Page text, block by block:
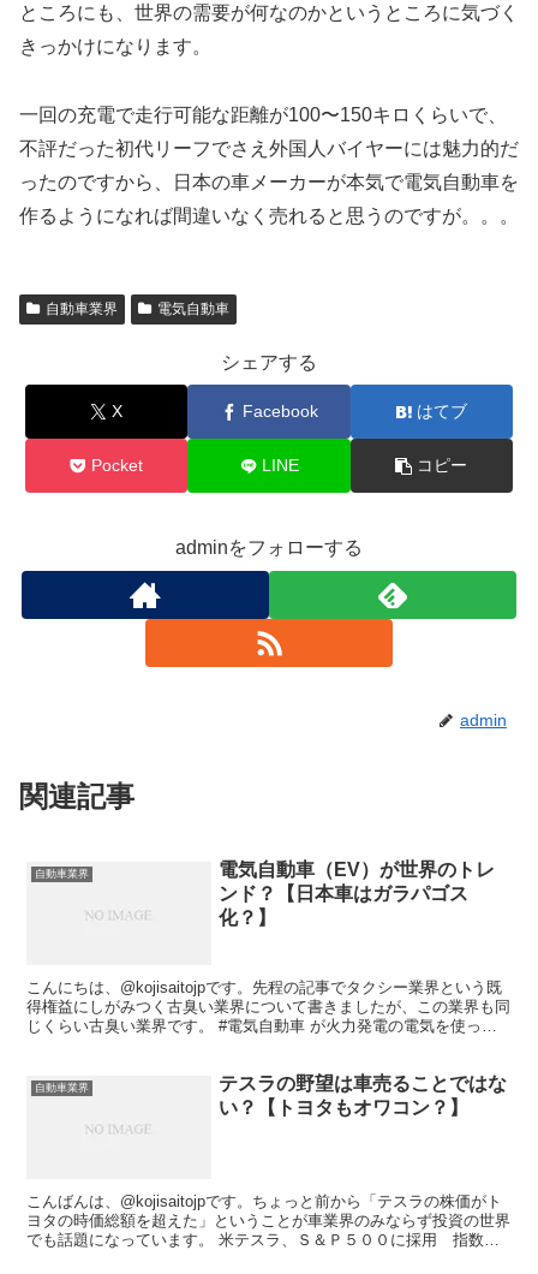
ところにも、世界の需要が何なのかというところに気づく
きっかけになります。
一回の充電で走行可能な距離が100〜150キロくらいで、
不評だった初代リーフでさえ外国人バイヤーには魅力的だ
ったのですから、日本の車メーカーが本気で電気自動車を
作るようになれば間違いなく売れると思うのですが。。。
自動車業界 電気自動車
シェアする
X Facebook はてブ
Pocket LINE コピー
adminをフォローする
admin
関連記事
自動車業界
電気自動車（EV）が世界のトレ
ンド？【日本車はガラパゴス
化？】
こんにちは、@kojisaitojpです。先程の記事でタクシー業界という既
得権益にしがみつく古臭い業界について書きましたが、この業界も同
じくらい古臭い業界です。 #電気自動車 が火力発電の電気を使って
自動車業界
テスラの野望は車売ることではな
い？【トヨタもオワコン？】
こんばんは、@kojisaitojpです。ちょっと前から「テスラの株価がト
ヨタの時価総額を超えた」ということが車業界のみならず投資の世界
でも話題になっています。 米テスラ、Ｓ＆Ｐ５００に採用 指数連